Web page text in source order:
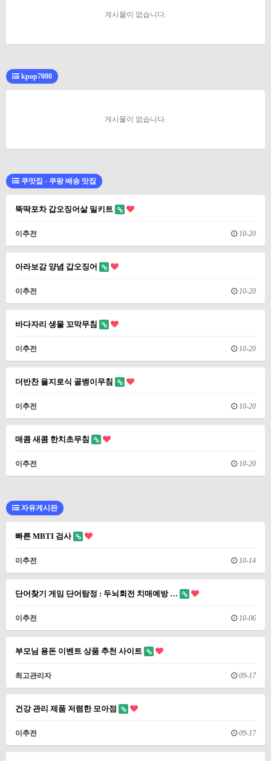
게시물이 없습니다.
kpop7080
게시물이 없습니다.
쿠맛집 - 쿠팡 배송 맛집
뚝딱포차 갑오징어살 밀키트
이추전 10-20
아라보감 양념 갑오징어
이추전 10-20
바다자리 생물 꼬막무침
이추전 10-20
더반찬 을지로식 골뱅이무침
이추전 10-20
매콤 새콤 한치초무침
이추전 10-20
자유게시판
빠른 MBTI 검사
이추전 10-14
단어찾기 게임 단어탐정 : 두뇌회전 치매예방 …
이추전 10-06
부모님 용돈 이벤트 상품 추천 사이트
최고관리자 09-17
건강 관리 제품 저렴한 모아점
이추전 09-17